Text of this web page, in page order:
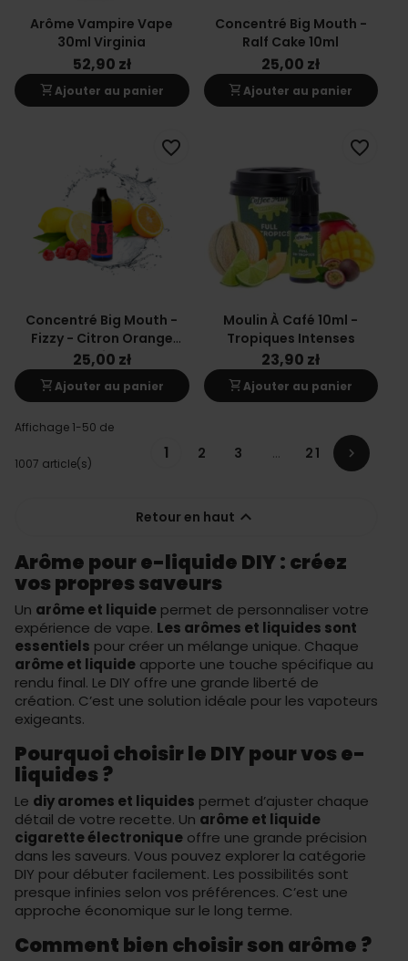
Arôme Vampire Vape
30ml Virginia
52,90 zł
shopping_cartAjouter au panier
Concentré Big Mouth -
Ralf Cake 10ml
25,00 zł
shopping_cartAjouter au panier
Concentré Big Mouth -
Fizzy - Citron Orange
Framboise 10ml
25,00 zł
shopping_cartAjouter au panier
favorite_border
Moulin À Café 10ml -
Tropiques Intenses
23,90 zł
shopping_cartAjouter au panier
favorite_border
Affichage 1-50 de
1007 article(s)
1 2 3 … 21 
Retour en haut 
Arôme pour e-liquide DIY : créez
vos propres saveurs
Un arôme et liquide permet de personnaliser votre
expérience de vape. Les arômes et liquides sont
essentiels pour créer un mélange unique. Chaque
arôme et liquide apporte une touche spécifique au
rendu final. Le DIY offre une grande liberté de
création. C’est une solution idéale pour les vapoteurs
exigeants.
Pourquoi choisir le DIY pour vos e-
liquides ?
Le diy aromes et liquides permet d’ajuster chaque
détail de votre recette. Un arôme et liquide
cigarette électronique offre une grande précision
dans les saveurs. Vous pouvez explorer la catégorie
DIY pour débuter facilement. Les possibilités sont
presque infinies selon vos préférences. C’est une
approche économique sur le long terme.
Comment bien choisir son arôme ?